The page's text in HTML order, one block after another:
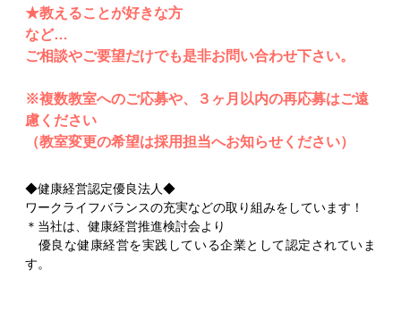
★教えることが好きな方
など…
ご相談やご要望だけでも是非お問い合わせ下さい。
※複数教室へのご応募や、３ヶ月以内の再応募はご遠
慮ください
（教室変更の希望は採用担当へお知らせください）
◆健康経営認定優良法人◆
ワークライフバランスの充実などの取り組みをしています！
＊当社は、健康経営推進検討会より
優良な健康経営を実践している企業として認定されていま
す。